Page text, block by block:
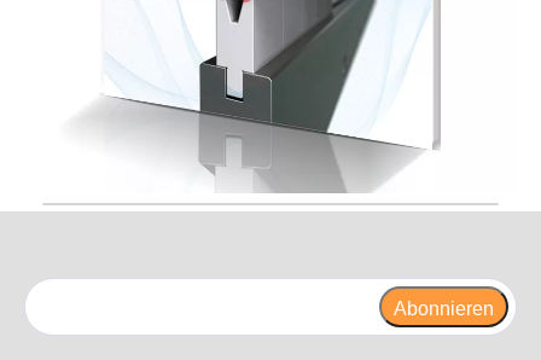
Abonnieren